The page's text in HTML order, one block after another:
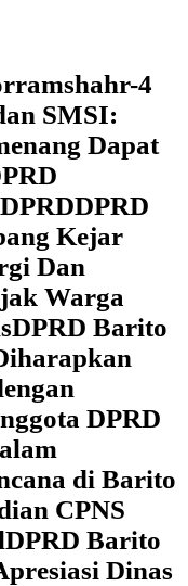
4
SMSI:
Dapat
DPRD
Kejar
Dan
Warga
DPRD Barito
DPRD
di Barito
CPNS
DPRD Barito
Dinas